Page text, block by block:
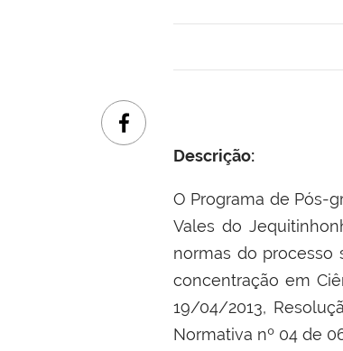
Descrição:
O Programa de Pós-
Vales do
normas do processo
concentração em
19/04/2013,
Normativa nº 04 de